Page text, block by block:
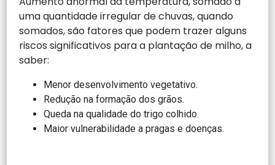
uma quantidade irregular de chuvas, quando
somados, são fatores que podem trazer alguns
riscos significativos para a plantação de milho, a
saber:
Menor desenvolvimento vegetativo.
Redução na formação dos grãos.
Queda na qualidade do trigo colhido.
Maior vulnerabilidade a pragas e doenças.